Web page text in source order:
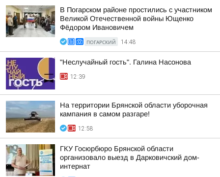
В Погарском районе простились с участником
Великой Отечественной войны Ющенко
Фёдором Ивановичем
ПОГАРСКИЙ 14:48
"Неслучайный гость". Галина Насонова
12:39
На территории Брянской области уборочная
кампания в самом разгаре!
12:58
ГКУ Госюрбюро Брянской области
организовало выезд в Дарковичский дом-
интернат